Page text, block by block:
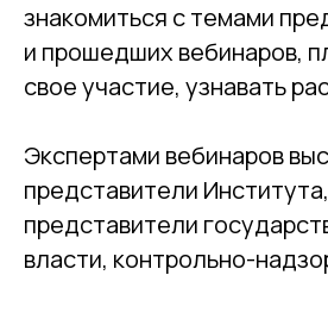
знакомиться с темами
и прошедших вебинаров,
свое участие, узнавать
Экспертами вебинаров
представители
представители
власти, контрольно-